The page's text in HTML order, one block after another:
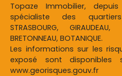
Topaze Immobilier,
spécialiste des quartiers
STRASBOURG,
BRETONNEAU, BOTANIQUE.
Les informations sur les
exposé sont disponibles
www.georisques.gouv.fr